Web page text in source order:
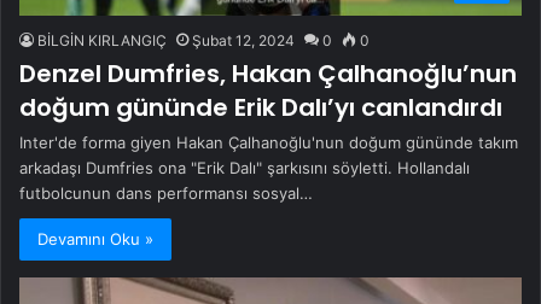
BİLGİN KIRLANGIÇ Şubat 12, 2024 0 0
Denzel Dumfries, Hakan Çalhanoğlu’nun
doğum gününde Erik Dalı’yı canlandırdı
Inter'de forma giyen Hakan Çalhanoğlu'nun doğum gününde takım
arkadaşı Dumfries ona "Erik Dalı" şarkısını söyletti. Hollandalı
futbolcunun dans performansı sosyal…
Devamını Oku »